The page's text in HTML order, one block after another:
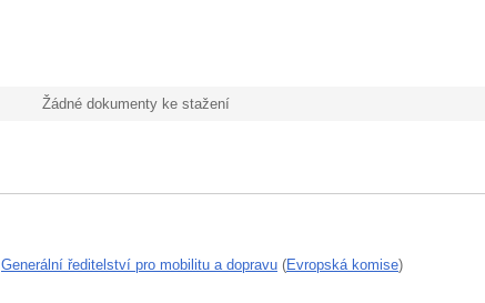
Žádné dokumenty ke stažení
Generální ředitelství pro mobilitu a dopravu (Evropská komise)